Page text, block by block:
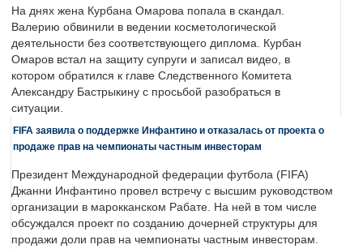
На днях жена Курбана Омарова попала в скандал.
Валерию обвинили в ведении косметологической
деятельности без соответствующего диплома. Курбан
Омаров встал на защиту супруги и записал видео, в
котором обратился к главе Следственного Комитета
Александру Бастрыкину с просьбой разобраться в
ситуации.
FIFA заявила о поддержке Инфантино и отказалась от проекта о
продаже прав на чемпионаты частным инвесторам
Президент Международной федерации футбола (FIFA)
Джанни Инфантино провел встречу с высшим руководством
организации в марокканском Рабате. На ней в том числе
обсуждался проект по созданию дочерней структуры для
продажи доли прав на чемпионаты частным инвесторам.